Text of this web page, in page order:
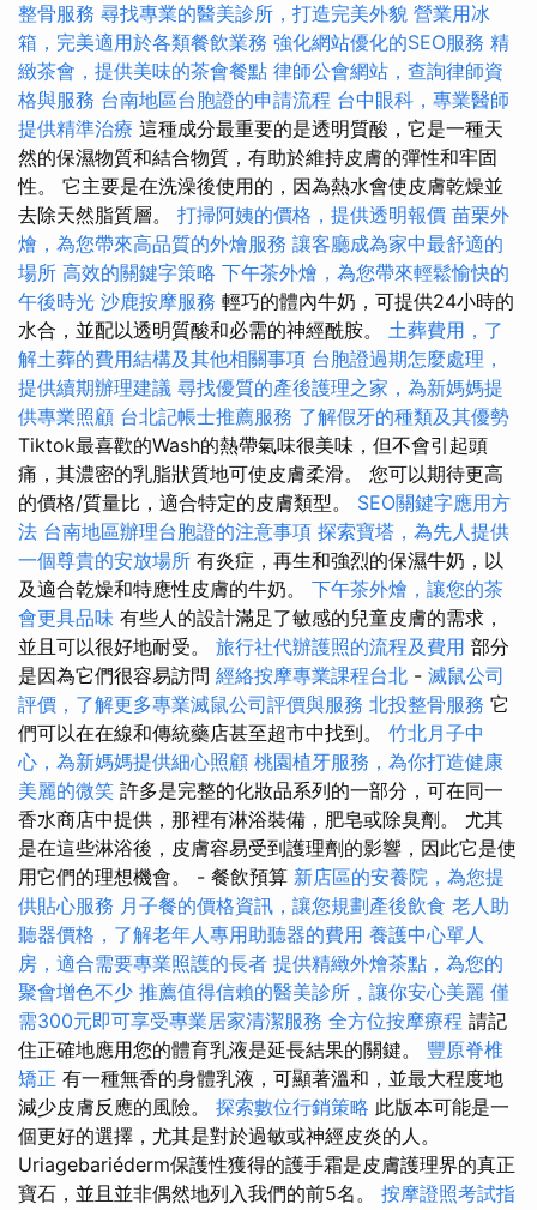
整骨服務 尋找專業的醫美診所，打造完美外貌 營業用冰
箱，完美適用於各類餐飲業務 強化網站優化的SEO服務 精
緻茶會，提供美味的茶會餐點 律師公會網站，查詢律師資
格與服務 台南地區台胞證的申請流程 台中眼科，專業醫師
提供精準治療 這種成分最重要的是透明質酸，它是一種天
然的保濕物質和結合物質，有助於維持皮膚的彈性和牢固
性。 它主要是在洗澡後使用的，因為熱水會使皮膚乾燥並
去除天然脂質層。 打掃阿姨的價格，提供透明報價 苗栗外
燴，為您帶來高品質的外燴服務 讓客廳成為家中最舒適的
場所 高效的關鍵字策略 下午茶外燴，為您帶來輕鬆愉快的
午後時光 沙鹿按摩服務 輕巧的體內牛奶，可提供24小時的
水合，並配以透明質酸和必需的神經酰胺。 土葬費用，了
解土葬的費用結構及其他相關事項 台胞證過期怎麼處理，
提供續期辦理建議 尋找優質的產後護理之家，為新媽媽提
供專業照顧 台北記帳士推薦服務 了解假牙的種類及其優勢
Tiktok最喜歡的Wash的熱帶氣味很美味，但不會引起頭
痛，其濃密的乳脂狀質地可使皮膚柔滑。 您可以期待更高
的價格/質量比，適合特定的皮膚類型。 SEO關鍵字應用方
法 台南地區辦理台胞證的注意事項 探索寶塔，為先人提供
一個尊貴的安放場所 有炎症，再生和強烈的保濕牛奶，以
及適合乾燥和特應性皮膚的牛奶。 下午茶外燴，讓您的茶
會更具品味 有些人的設計滿足了敏感的兒童皮膚的需求，
並且可以很好地耐受。 旅行社代辦護照的流程及費用 部分
是因為它們很容易訪問 經絡按摩專業課程台北 - 滅鼠公司
評價，了解更多專業滅鼠公司評價與服務 北投整骨服務 它
們可以在在線和傳統藥店甚至超市中找到。 竹北月子中
心，為新媽媽提供細心照顧 桃園植牙服務，為你打造健康
美麗的微笑 許多是完整的化妝品系列的一部分，可在同一
香水商店中提供，那裡有淋浴裝備，肥皂或除臭劑。 尤其
是在這些淋浴後，皮膚容易受到護理劑的影響，因此它是使
用它們的理想機會。 - 餐飲預算 新店區的安養院，為您提
供貼心服務 月子餐的價格資訊，讓您規劃產後飲食 老人助
聽器價格，了解老年人專用助聽器的費用 養護中心單人
房，適合需要專業照護的長者 提供精緻外燴茶點，為您的
聚會增色不少 推薦值得信賴的醫美診所，讓你安心美麗 僅
需300元即可享受專業居家清潔服務 全方位按摩療程 請記
住正確地應用您的體育乳液是延長結果的關鍵。 豐原脊椎
矯正 有一種無香的身體乳液，可顯著溫和，並最大程度地
減少皮膚反應的風險。 探索數位行銷策略 此版本可能是一
個更好的選擇，尤其是對於過敏或神經皮炎的人。
Uriagebariéderm保護性獲得的護手霜是皮膚護理界的真正
寶石，並且並非偶然地列入我們的前5名。 按摩證照考試指